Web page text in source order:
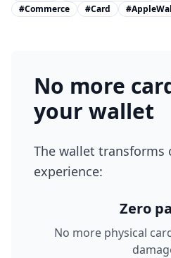
#Commerce
#Card
No more
your wallet
The wallet transforms
experience:
Zero
No more physical